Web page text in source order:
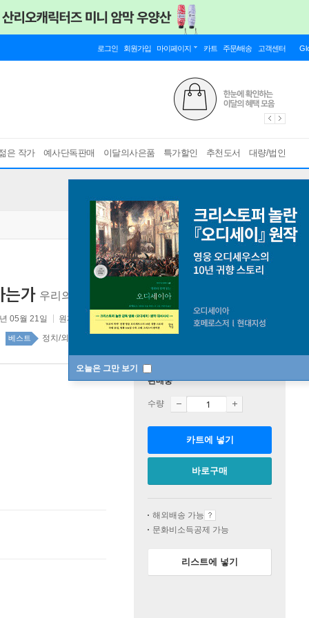
로그인 회원가입 마이페이지 카트 주문/배송 고객센터
은 작가 예사단독판매 이달의사은품 특가할인 추천도서 대량/법인
오늘은 그만 보기
는가 우리의 민주주의가 한계에 도달한 이유
05월 21일 원제 : Tyranny of the Minority
베스트 정치/외교 54위
판매중
수량
카트에 넣기
바로구매
해외배송 가능
문화비소득공제 가능
리스트에 넣기